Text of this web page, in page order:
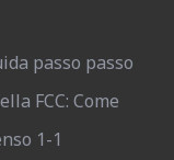
passo passo
FCC: Come
1-1